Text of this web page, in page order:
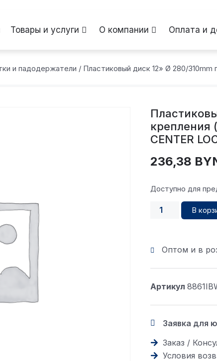
Товары и услуги О компании Оплата и
и падодержатели / Пластиковый диск 12» Ø 280/310mm
крепления
CENTER
236,38
Доступно для
В
Оптом и в
Артикул
Заявка для
Заказ /
Условия